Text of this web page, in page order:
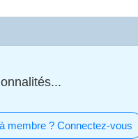
membre ? Connectez-vous